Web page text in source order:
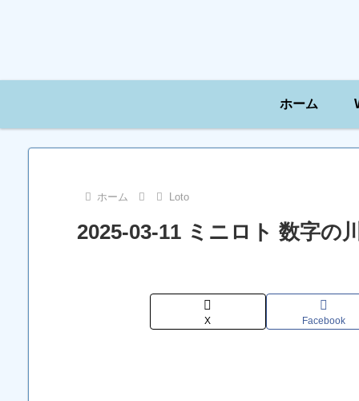
ホーム
ホーム Loto
2025-03-11 ミニロト 数字の
X Facebook